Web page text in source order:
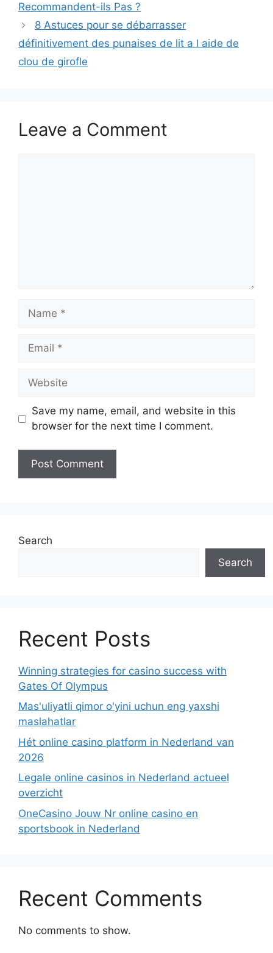
Recommandent-ils Pas ?
8 Astuces pour se débarrasser
définitivement des punaises de lit a l aide de
clou de girofle
Leave a Comment
Name
Email
Website
Save my name, email, and website in this
browser for the next time I comment.
Search
Search
Recent Posts
Winning strategies for casino success with
Gates Of Olympus
Mas'uliyatli qimor o'yini uchun eng yaxshi
maslahatlar
Hét online casino platform in Nederland van
2026
Legale online casinos in Nederland actueel
overzicht
OneCasino Jouw Nr online casino en
sportsbook in Nederland
Recent Comments
No comments to show.